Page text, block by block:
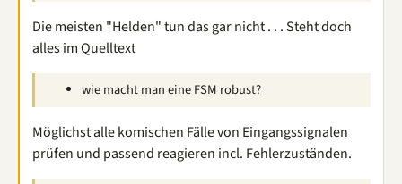
Die meisten "Helden" tun das gar nicht . . . Steht doch
alles im Quelltext
wie macht man eine FSM robust?
Möglichst alle komischen Fälle von Eingangssignalen
prüfen und passend reagieren incl. Fehlerzuständen.